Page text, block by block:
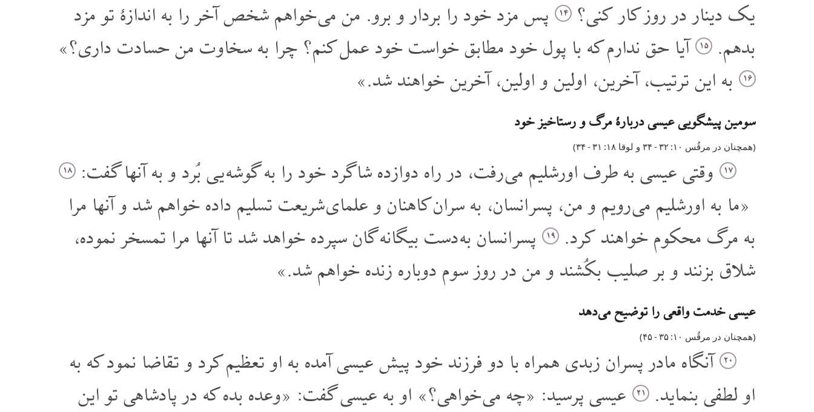
یک دینار در روز کار کنی؟
۱۴
پس مزد خود را بردار و برو. من می خواهم شخص آخر را به اندازۀ تو مزد
بدهم.
۱۵ آیا حق ندارم که با پول خود مطابق خواست خود عمل کنم؟ چرا به سخاوت من حسادت داری؟»
۱۶ به این ترتیب، آخرین، اولین و اولین، آخرین خواهند شد.»
سومین پیشگویی عیسی دربارۀ مرگ و رستاخیز خود
(همچنان در مرقُس ۱۰: ٣٢‏ - ٣۴ و لوقا ۱۸: ٣۱‏ - ٣۴)
۱۷ وقتی عیسی به طرف اورشلیم می رفت، در راه دوازده شاگرد خود را به گوشه یی بُرد و به آنها گفت: ۱۸
«ما به اورشلیم می رویم و من، پسر انسان، به سران کاهنان و علمای شریعت تسلیم داده خواهم شد و آنها مرا
به مرگ محکوم خواهند کرد.
۱۹
پسر انسان به دست بیگانه گان سپرده خواهد شد تا آنها مرا تمسخر نموده،
شلاق بزنند و بر صلیب بکُشند و من در روز سوم دوباره زنده خواهم شد.»
عیسی خدمت واقعی را توضیح می دهد
(همچنان در مرقُس ۱۰: ٣۵‏ - ۴۵)
۲۰
آنگاه مادر پسران زبدی همراه با دو فرزند خود پیش عیسی آمده به او تعظیم کرد و تقاضا نمود که به
او لطفی بنماید.
۲۱
عیسی پرسید: «چه می خواهی؟» او به عیسی گفت: «وعده بده که در پادشاهی تو این